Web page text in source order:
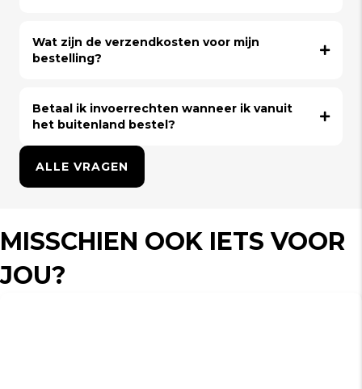
Wat zijn de verzendkosten voor mijn
bestelling?
Betaal ik invoerrechten wanneer ik vanuit
het buitenland bestel?
ALLE VRAGEN
MISSCHIEN OOK IETS VOOR
JOU?